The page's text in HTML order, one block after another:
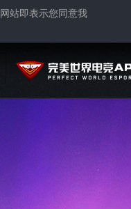
站即表示您同意我